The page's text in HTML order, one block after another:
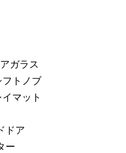
ガラス
フトノブ
マット
ドア
ー